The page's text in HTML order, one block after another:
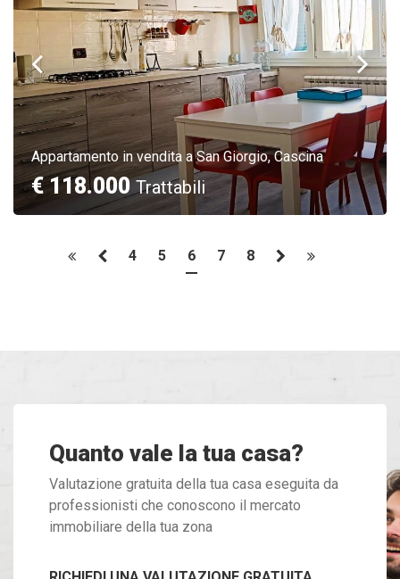
Appartamento in vendita a San Giorgio, Cascina
€ 118.000Trattabili
4 5 6 7 8
Quanto vale la tua casa?
Valutazione gratuita della tua casa eseguita da
professionisti che conoscono il mercato
immobiliare della tua zona